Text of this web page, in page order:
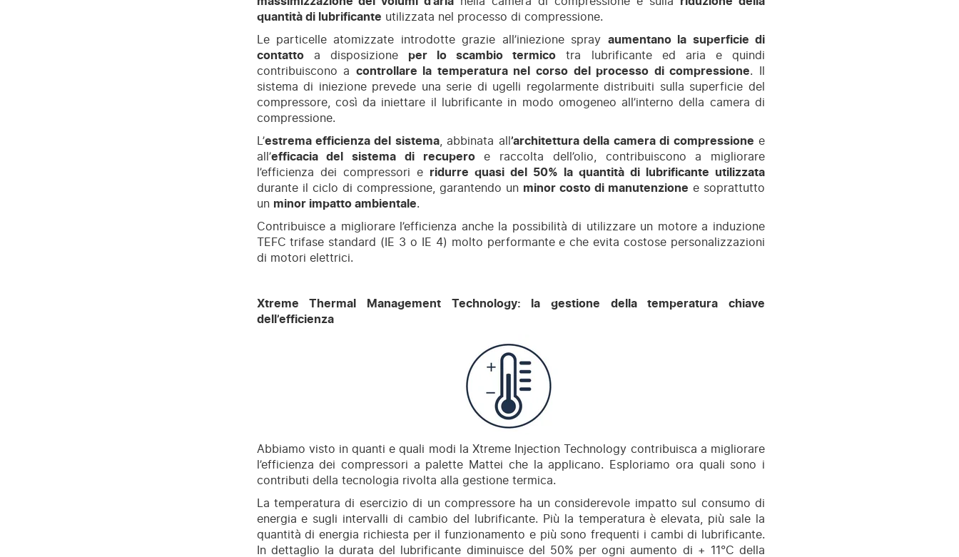
quantità di lubrificante utilizzata nel processo di compressione.
Le particelle atomizzate introdotte grazie all’iniezione spray aumentano la superficie di
contattoa disposizione per lo scambio termico tra lubrificante ed aria e quindi
contribuiscono a controllare la temperatura nel corso del processo di compressione. Il
sistema di iniezione prevede una serie di ugelli regolarmente distribuiti sulla superficie del
compressore, così da iniettare il lubrificante in modo omogeneo all’interno della camera di
compressione.
L’estrema efficienza del sistema, abbinata all ’architettura della camera di compressione e
all’efficacia del sistema di recuperoe raccolta dell’olio, contribuiscono a migliorare
l’efficienza dei compressori e ridurre quasi del 50% la quantità di lubrificante utilizzata
durante il ciclo di compressione, garantendo un minor costo di manutenzione e soprattutto
un minor impatto ambientale.
Contribuisce a migliorare l’efficienza anche la possibilità di utilizzare un motore a induzione
TEFC trifase standard (IE 3 o IE 4) molto performante e che evita costose personalizzazioni
di motori elettrici.
Xtreme Thermal Management Technology: la gestione della temperatura chiave
dell’efficienza
Abbiamo visto in quanti e quali modi la Xtreme Injection Technology contribuisca a migliorare
l’efficienza dei compressori a palette Mattei che la applicano. Esploriamo ora quali sono i
contributi della tecnologia rivolta alla gestione termica.
La temperatura di esercizio di un compressore ha un considerevole impatto sul consumo di
energia e sugli intervalli di cambio del lubrificante. Più la temperatura è elevata, più sale la
quantità di energia richiesta per il funzionamento e più sono frequenti i cambi di lubrificante.
In dettaglio la durata del lubrificante diminuisce del 50% per ogni aumento di + 11°C della